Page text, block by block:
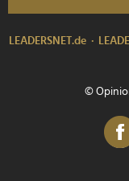
LEADERSNET.de
©